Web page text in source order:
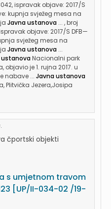
ispravak objave: 2017/S
kupnja svježeg mesa na
Javna ustanova ... , broj
objave: 2017/S DFB—
svježeg mesa na
Javna ustanova ...
ustanovaNacionalni park
objavio je 1. rujna 2017. u
nabave ... Javna ustanova
Plitvička Jezera,Josipa
čportski objekti
s umjetnom travom
[UP/II-034-02 /19-